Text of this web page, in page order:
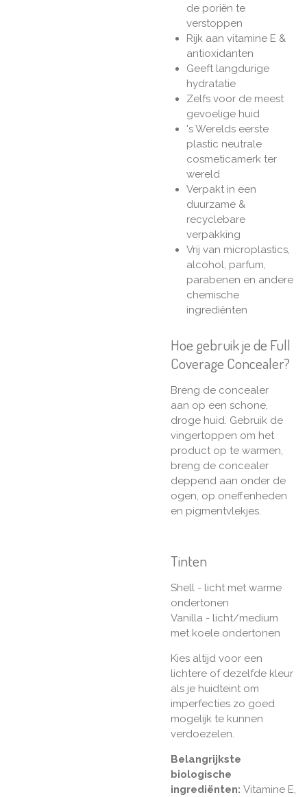
de poriën te
verstoppen
Rijk aan vitamine E &
antioxidanten
Geeft langdurige
hydratatie
Zelfs voor de meest
gevoelige huid
's Werelds eerste
plastic neutrale
cosmeticamerk ter
wereld
Verpakt in een
duurzame &
recyclebare
verpakking
Vrij van microplastics,
alcohol, parfum,
parabenen en andere
chemische
ingrediënten
Hoe gebruik je de Full
Coverage Concealer?
Breng de concealer
aan op een schone,
droge huid. Gebruik de
vingertoppen om het
product op te warmen,
breng de concealer
deppend aan onder de
ogen, op oneffenheden
en pigmentvlekjes.
Tinten
Shell - licht met warme
ondertonen
Vanilla - licht/medium
met koele ondertonen
Kies altijd voor een
lichtere of dezelfde kleur
als je huidteint om
imperfecties zo goed
mogelijk te kunnen
verdoezelen.
Belangrijkste
biologische
ingrediënten: Vitamine E,